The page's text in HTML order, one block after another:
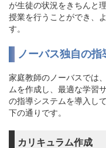
が生徒の状況をきちんと
授業を行うことができ、
す。
ノーバス独自の指
家庭教師のノーバスでは
ムを作成し、最適な学習
の指導システムを導入し
下の通りです。
カリキュラム作成